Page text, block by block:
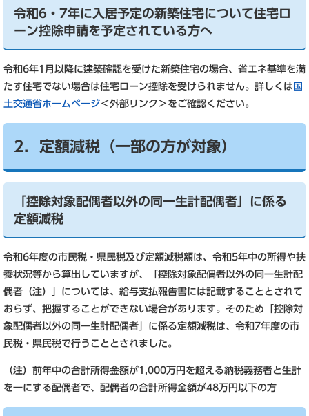
令和6・7年に入居予定の新築住宅について住宅ロ
ーン控除申請を予定されている方へ
令和6年1月以降に建築確認を受けた新築住宅の場合、省エネ基準を満
たす住宅でない場合は住宅ローン控除を受けられません。詳しくは 国
土交通省ホームページ＜外部リンク＞ をご確認ください。
2．定額減税（一部の方が対象）
「控除対象配偶者以外の同一生計配偶者」に係る
定額減税
令和6年度の市民税・県民税及び定額減税額は、令和5年中の所得や扶
養状況等から算出していますが、「控除対象配偶者以外の同一生計配
偶者 （注）
」については、給与支払報告書には記載することとされて
おらず、把握することができない場合があります。そのため「控除対
象配偶者以外の同一生計配偶者」に係る定額減税は、令和7年度の市
民税・県民税で行うこととされました。
（注） 前年中の合計所得金額が1,000万円を超える納税義務者と生計
を一にする配偶者で、配偶者の合計所得金額が48万円以下の方